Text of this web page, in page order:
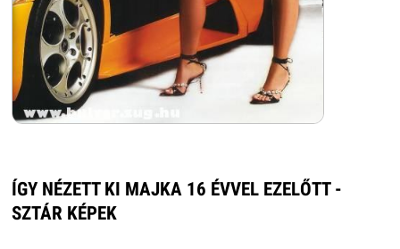
ÍGY NÉZETT KI MAJKA 16 ÉVVEL EZELŐTT -
SZTÁR KÉPEK